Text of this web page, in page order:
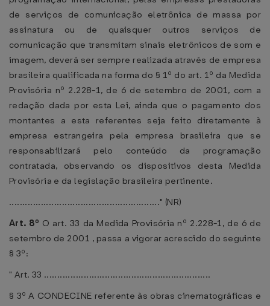
de serviços de comunicação eletrônica de massa por
assinatura ou de quaisquer outros serviços de
comunicação que transmitam sinais eletrônicos de som e
imagem, deverá ser sempre realizada através de empresa
brasileira qualificada na forma do § 1º do art. 1º da Medida
Provisória nº 2.228-1, de 6 de setembro de 2001, com a
redação dada por esta Lei, ainda que o pagamento dos
montantes a esta referentes seja feito diretamente à
empresa estrangeira pela empresa brasileira que se
responsabilizará pelo conteúdo da programação
contratada, observando os dispositivos desta Medida
Provisória e da legislação brasileira pertinente.
........................................................." (NR)
Art. 8º O art. 33 da Medida Provisória nº 2.228-1, de 6 de
setembro de 2001 , passa a vigorar acrescido do seguinte
§ 3º:
" Art. 33 ...............................................................
§ 3º A CONDECINE referente às obras cinematográficas e